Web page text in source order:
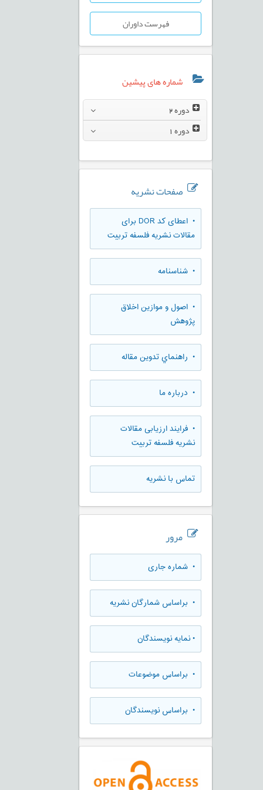
فهرست داوران
شماره های پیشین
دوره
دوره
صفحات نشریه
• اعطای کد DOR برای
مقالات نشریه فلسفه تربیت
• شناسنامه
• اصول و موازین اخلاق
پژوهش
• راهنماي تدوين مقاله
• درباره ما
• فرایند ارزیابی مقالات
نشریه فلسفه تربیت
تماس با نشریه
مرور
• شماره جاری
• براساس شمارگان نشریه
•نمایه نویسندگان
• براساس موضوعات
• براساس نویسندگان